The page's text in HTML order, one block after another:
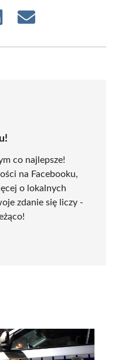
Share
co najlepsze!
na Facebooku,
o lokalnych
zdanie się liczy -